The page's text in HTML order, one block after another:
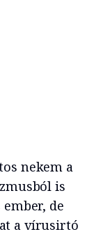
nekem a
is
de
a vírusirtó